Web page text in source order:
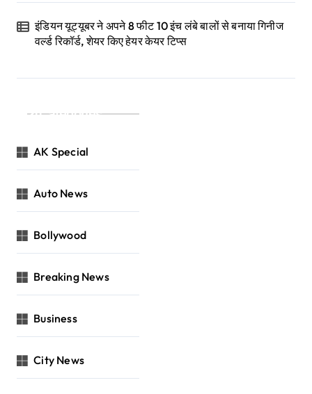
इंडियन यूट्यूबर ने अपने 8 फीट 10 इंच लंबे बालों से बनाया गिनीज
वर्ल्ड रिकॉर्ड, शेयर किए हेयर केयर टिप्स
Categories
AK Special
Auto News
Bollywood
Breaking News
Business
City News